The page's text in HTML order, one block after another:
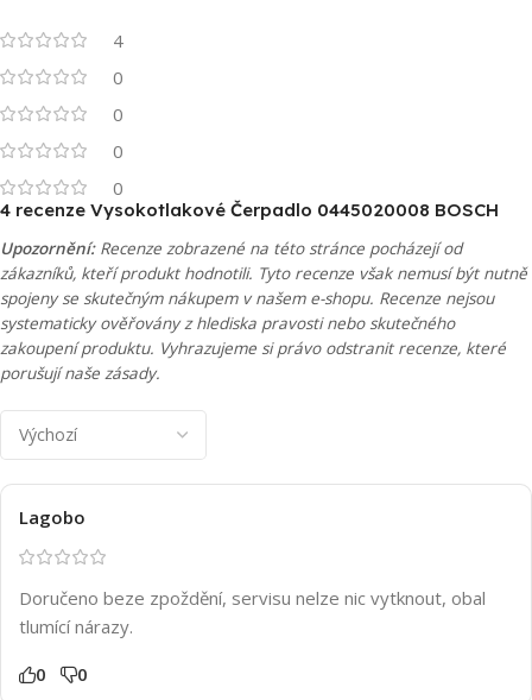
4
0
0
0
0
4 recenze Vysokotlakové Čerpadlo 0445020008 BOSCH
Upozornění:Recenze zobrazené na této stránce pocházejí od
zákazníků, kteří produkt hodnotili. Tyto recenze však nemusí být nutně
spojeny se skutečným nákupem v našem e-shopu. Recenze nejsou
systematicky ověřovány z hlediska pravosti nebo skutečného
zakoupení produktu. Vyhrazujeme si právo odstranit recenze, které
porušují naše zásady.
Lagobo
Doručeno beze zpoždění, servisu nelze nic vytknout, obal
tlumící nárazy.
0 0